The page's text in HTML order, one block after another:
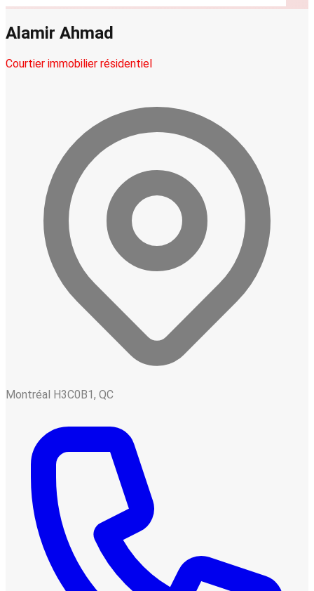
Alamir Ahmad
Courtier immobilier résidentiel
Montréal H3C0B1, QC